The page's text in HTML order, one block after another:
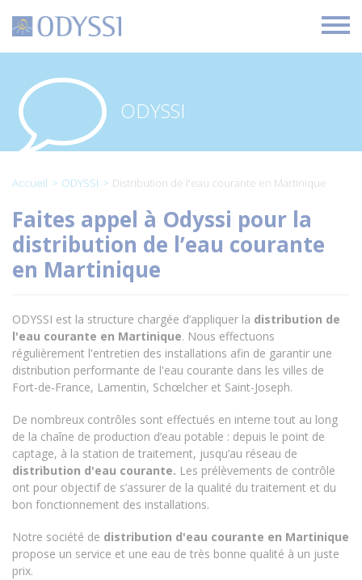
O
d
ODYSSI
Accueil ODYSSI Distribution de l'eau courante en Martinique
Faites appel à Odyssi pour la
distribution de l’eau courante
en Martinique
ODYSSI est la structure chargée d’appliquer la distribution de
l'eau courante en Martinique. Nous effectuons
régulièrement l'entretien des installations afin de garantir une
distribution performante de l'eau courante dans les villes de
Fort-de-France, Lamentin, Schœlcher et Saint-Joseph.
De nombreux contrôles sont effectués en interne tout au long
de la chaîne de production d’eau potable : depuis le point de
captage, à la station de traitement, jusqu’au réseau de
distribution d'eau courante. Les prélèvements de contrôle
ont pour objectif de s’assurer de la qualité du traitement et du
bon fonctionnement des installations.
Notre société de distribution d'eau courante en Martinique
propose un service et une eau de très bonne qualité à un juste
prix.